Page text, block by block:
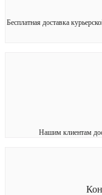
Бесплатная доставка
Нашим клиентам